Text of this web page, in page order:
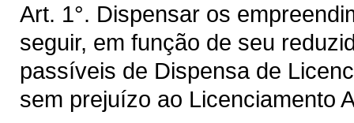
Art. 1°. Dispensar os
seguir, em função de seu
passíveis de Dispensa de
sem prejuízo ao Licenciamento